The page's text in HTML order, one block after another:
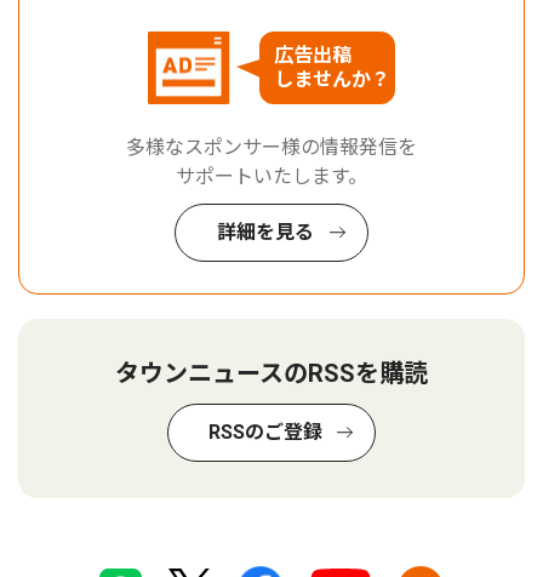
広告出稿
しませんか？
多様なスポンサー様の情報発信を
サポートいたします。
詳細を見る
タウンニュースのRSSを購読
RSSのご登録